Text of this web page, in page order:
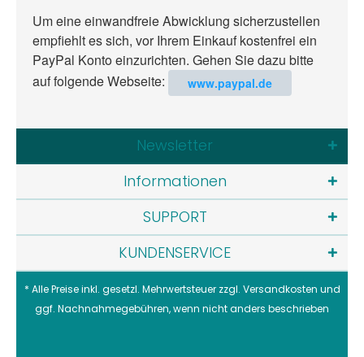
Um eine einwandfreie Abwicklung sicherzustellen
empfiehlt es sich, vor Ihrem Einkauf kostenfrei ein
PayPal Konto einzurichten. Gehen Sie dazu bitte
auf folgende Webseite:
www.paypal.de
KUNDENSERVICE
SUPPORT
Informationen
Newsletter
* Alle Preise inkl. gesetzl. Mehrwertsteuer zzgl. Versandkosten und
ggf. Nachnahmegebühren, wenn nicht anders beschrieben